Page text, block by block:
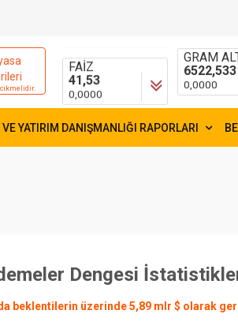
FAİZ
41,53
0,0000
GRAM
6522,533
0,0000
YATIRIM DANIŞMANLIĞI RAPORLARI
Dengesi
beklentilerin üzerinde 5,89 mlr $ olarak